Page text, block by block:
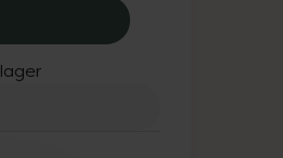
Bees Lip Balm Vanilla, 37.9 kr.